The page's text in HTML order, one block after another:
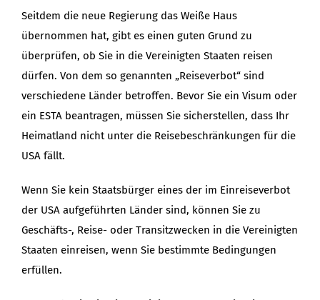
Seitdem die neue Regierung das Weiße Haus
übernommen hat, gibt es einen guten Grund zu
überprüfen, ob Sie in die Vereinigten Staaten reisen
dürfen. Von dem so genannten „Reiseverbot“ sind
verschiedene Länder betroffen. Bevor Sie ein Visum oder
ein ESTA beantragen, müssen Sie sicherstellen, dass Ihr
Heimatland nicht unter die Reisebeschränkungen für die
USA fällt.
Wenn Sie kein Staatsbürger eines der im Einreiseverbot
der USA aufgeführten Länder sind, können Sie zu
Geschäfts-, Reise- oder Transitzwecken in die Vereinigten
Staaten einreisen, wenn Sie bestimmte Bedingungen
erfüllen.